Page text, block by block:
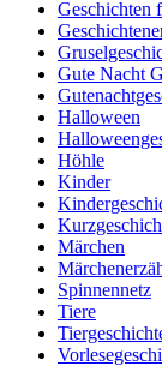
Geschichten
Gute Nacht
Halloween
Höhle
Kinder
Märchen
Spinnennetz
Tiere